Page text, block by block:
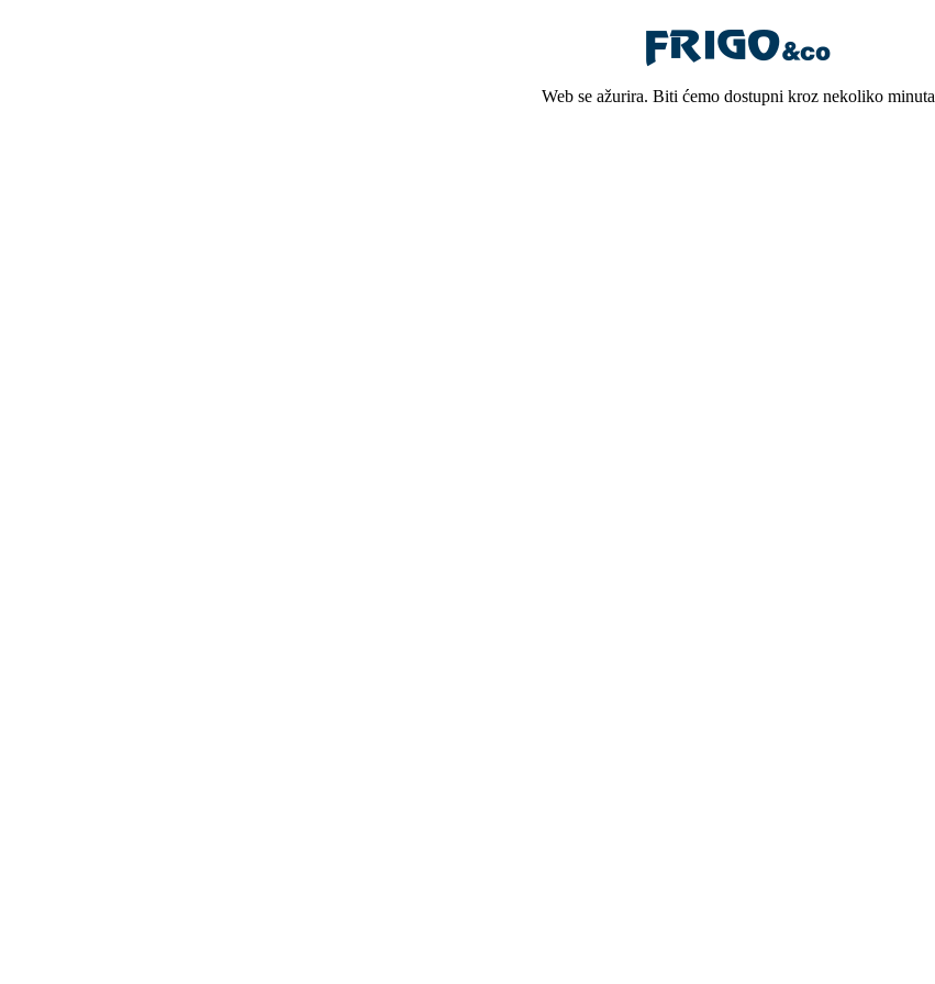
Web se ažurira. Biti ćemo dostupni kroz nekoliko minuta